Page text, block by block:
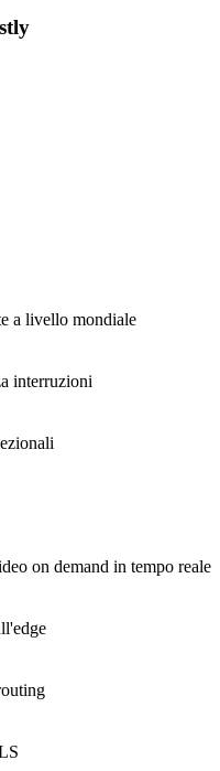
a livello mondiale
interruzioni
on demand in tempo reale